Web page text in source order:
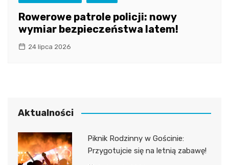
Rowerowe patrole policji: nowy
wymiar bezpieczeństwa latem!
24 lipca 2026
Aktualności
Piknik Rodzinny w Gościnie:
Przygotujcie się na letnią zabawę!